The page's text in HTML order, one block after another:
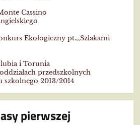
Cassino
Ekologiczny pt.,,Szlakami
i Torunia
przedszkolnych
szkolnego 2013/2014
pierwszej